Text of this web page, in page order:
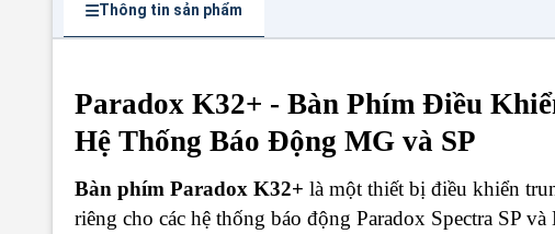
Thông tin sản phẩm
Paradox K32+ - Bàn Phím Điều
Hệ Thống Báo Động MG và SP
Bàn phím Paradox K32+ là một thiết bị điều khiển
riêng cho các hệ thống báo động Paradox Spectra SP